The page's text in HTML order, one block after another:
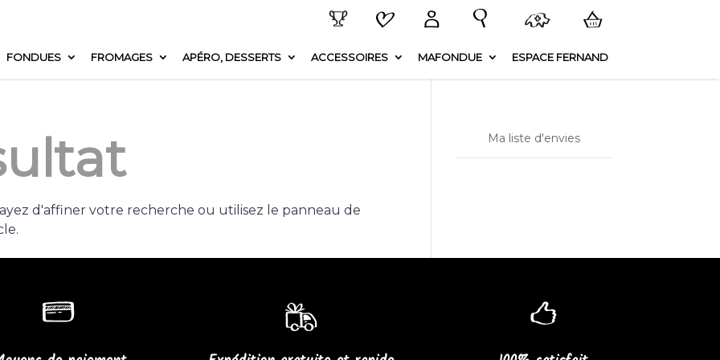
FONDUES FROMAGES APÉRO, DESSERTS ACCESSOIRES MAFONDUE ESPACE FERNAND
d'affiner votre recherche ou utilisez le panneau de
Ma liste d'envies